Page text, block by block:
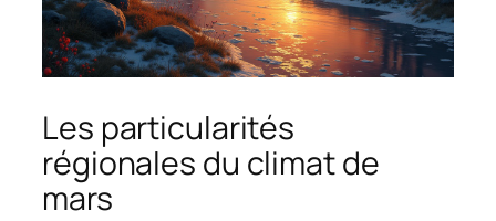
Les particularités
régionales du climat de
mars